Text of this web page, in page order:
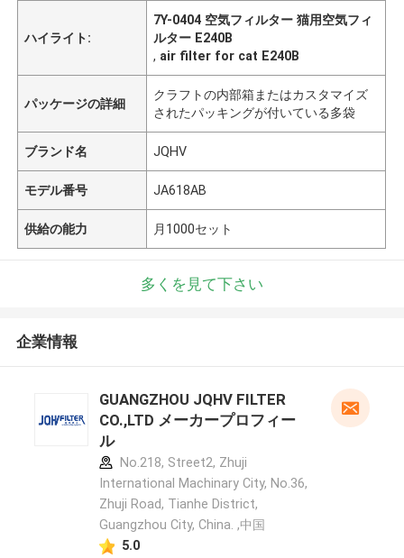
ハイライト:
7Y-0404 空気フィルター 猫用空気フィ
ルター E240B
, air filter for cat E240B
パッケージの詳細
クラフトの内部箱またはカスタマイズ
されたパッキングが付いている多袋
ブランド名 JQHV
モデル番号 JA618AB
供給の能力 月1000セット
多くを見て下さい
企業情報
GUANGZHOU JQHV FILTER
CO.,LTD メーカープロフィー
ル
No.218, Street2, Zhuji
International Machinary City, No.36,
Zhuji Road, Tianhe District,
Guangzhou City, China. ,中国
5.0